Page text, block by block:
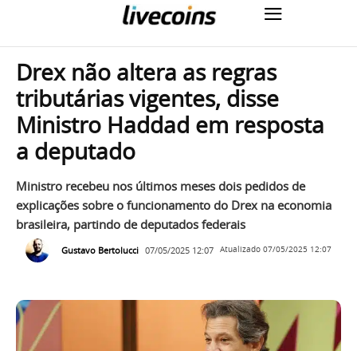
Drex não altera as regras
tributárias vigentes, disse
Ministro Haddad em resposta
a deputado
Ministro recebeu nos últimos meses dois pedidos de
explicações sobre o funcionamento do Drex na economia
brasileira, partindo de deputados federais
Gustavo Bertolucci 07/05/2025 12:07 Atualizado 07/05/2025 12:07